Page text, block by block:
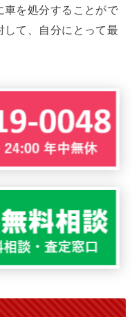
を処分することがで
て、自分にとって最